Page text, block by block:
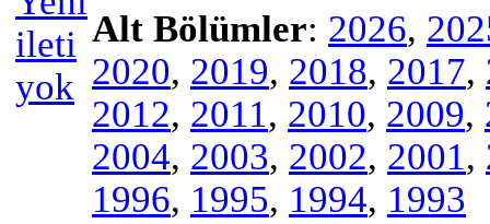
Alt Bölümler: 2026,
2020, 2019, 2018, 2017,
2012, 2011, 2010, 2009,
2004, 2003, 2002, 2001,
1996, 1995, 1994, 1993